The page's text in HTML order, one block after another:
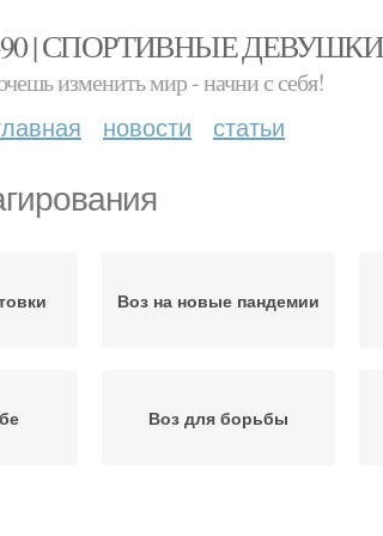
90 | СПОРТИВНЫЕ ДЕВУШКИ
изменить мир - начни с себя!
новости статьи
Воз на новые пандемии
Воз для борьбы